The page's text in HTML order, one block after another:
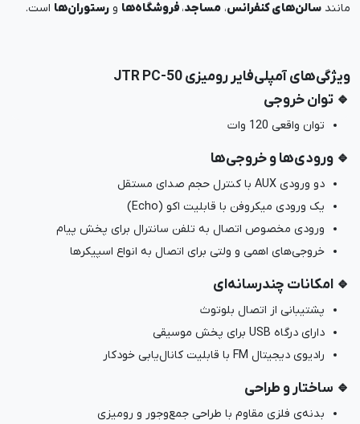
مانند سالن‌های کنفرانس، مساجد، فروشگاه‌ها و رستوران‌ها است.
ویژگی‌های آمپلی‌فایر رومیزی JTR PC-50
🔹 توان خروجی
توان واقعی 120 وات
🔹 ورودی‌ها و خروجی‌ها
دو ورودی AUX با کنترل حجم صدای مستقل
یک ورودی میکروفن با قابلیت اکو (Echo)
ورودی مخصوص اتصال به تلفن سانترال برای پخش پیام
خروجی‌های اهمی و ولتی برای اتصال به انواع اسپیکرها
🔹 امکانات چندرسانه‌ای
پشتیبانی از اتصال بلوتوث
دارای درگاه USB برای پخش موسیقی
رادیوی دیجیتال FM با قابلیت کانال‌یابی خودکار
🔹 ساختار و طراحی
بدنه‌ی فلزی مقاوم با طراحی جمع‌وجور و رومیزی